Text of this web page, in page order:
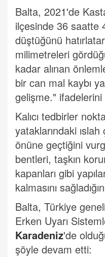
Balta, 2021'de
ilçesinde 36 saatte
düştüğünü
milimetreleri
kadar alınan
bir can mal kaybı
gelişme." ifadelerini
Kalıcı tedbirler
yataklarındaki ıslah
önüne geçtiğini
bentleri, taşkın
kapanları gibi
kalmasını
Balta, Türkiye
Erken Uyarı
Karadeniz'de
şöyle devam etti: